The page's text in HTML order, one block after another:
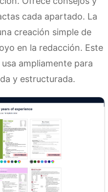
cada apartado. La
creación simple de
en la redacción. Este
ampliamente para
y estructurada.